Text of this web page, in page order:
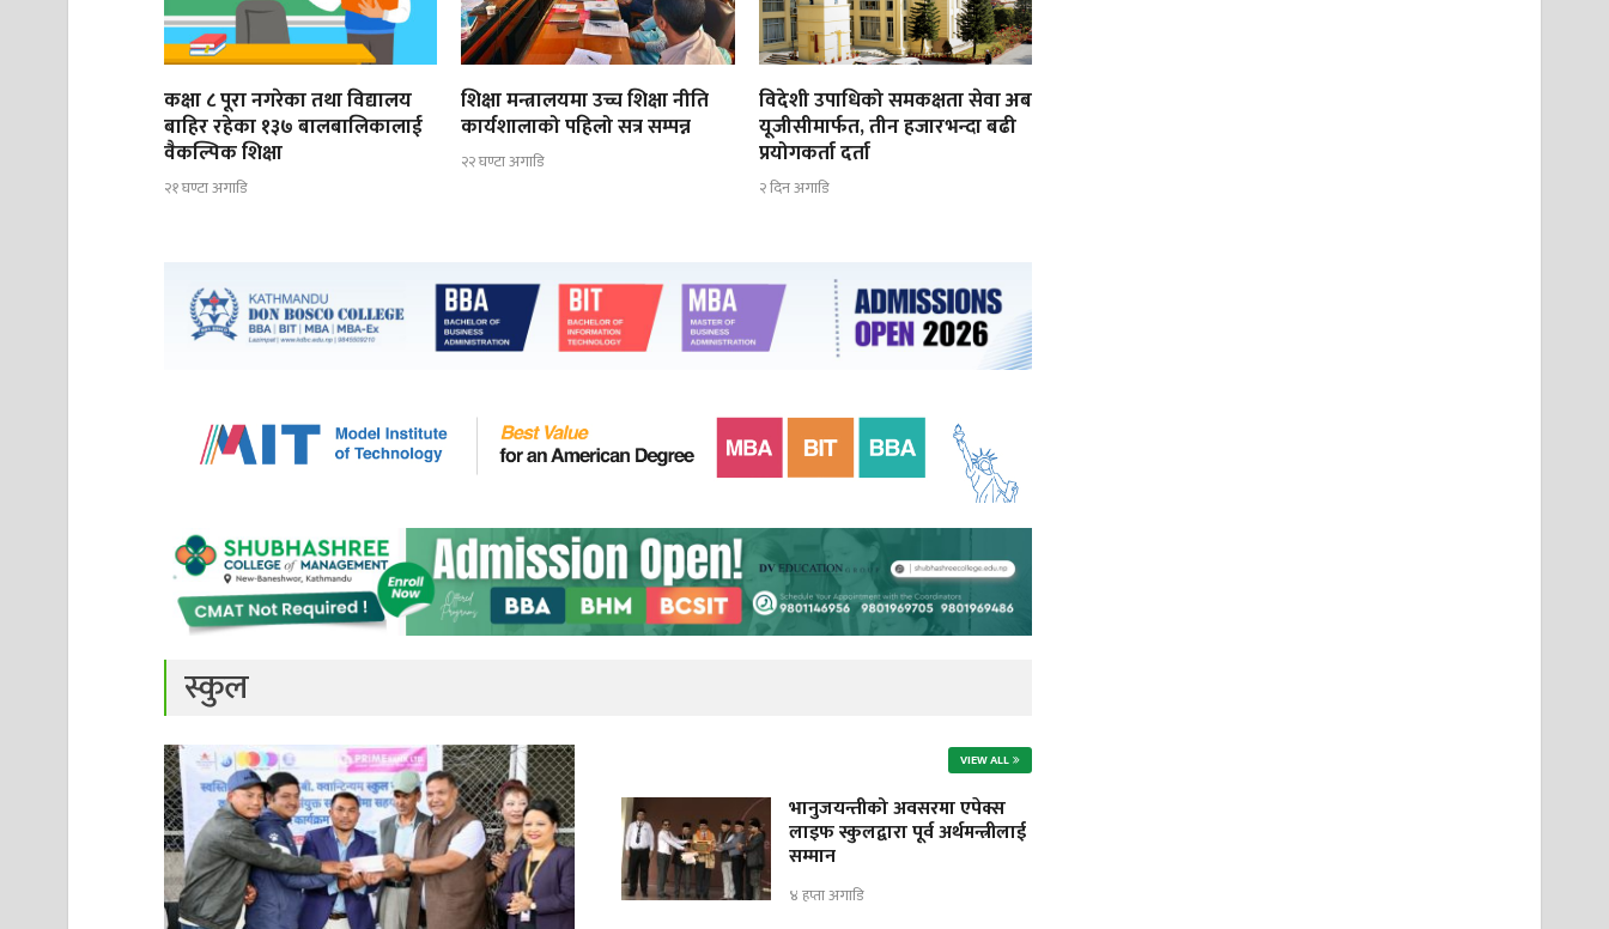
कक्षा ८ पूरा नगरेका तथा विद्यालय
बाहिर रहेका १३७ बालबालिकालाई
वैकल्पिक शिक्षा
२१ घण्टा अगाडि
शिक्षा मन्त्रालयमा उच्च शिक्षा नीति
कार्यशालाको पहिलो सत्र सम्पन्न
२२ घण्टा अगाडि
विदेशी उपाधिको समकक्षता सेवा अब
यूजीसीमार्फत, तीन हजारभन्दा बढी
प्रयोगकर्ता दर्ता
२ दिन अगाडि
स्कुल
VIEW ALL
भानुजयन्तीको अवसरमा एपेक्स
लाइफ स्कुलद्वारा पूर्व अर्थमन्त्रीलाई
सम्मान
४ हप्ता अगाडि